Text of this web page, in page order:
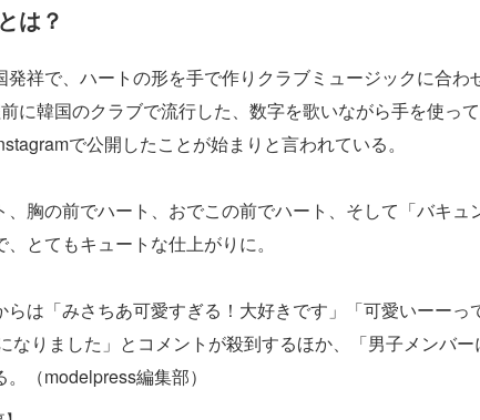
は？
発祥で、ハートの形を手で作りクラブミュージックに合わ
に韓国のクラブで流行した、数字を歌いながら手を使っ
で公開したことが始まりと言われている。
、胸の前でハート、おでこの前でハート、そして「バキュ
とてもキュートな仕上がりに。
らは「みさちあ可愛すぎる！大好きです」「可愛いーーっ
なりました」とコメントが殺到するほか、「男子メンバ
（modelpress編集部）